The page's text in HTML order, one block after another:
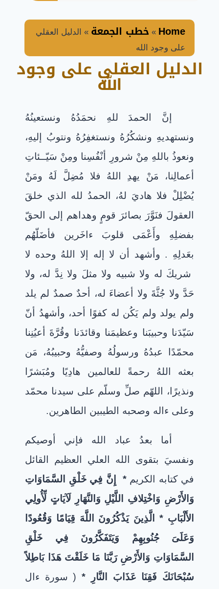
الدليل العقلي على وجود
الله
Home
» خطب الجمعة » الدليل العقلي
على وجود الله
إنَّ الحمدَ للهِ نحمَدُهُ ونستعينُهُ
ونستهديهِ ونشكُرُهُ ونستغفِرُهُ ونتوبُ إليهِ،
ونعوذُ باللهِ مِنْ شرورِ أنْفُسِنا ومِنْ سَيّــئاتِ
أعمالِنا، مَنْ يهدِ اللهُ فلا مُضِلَّ لَهُ ومَنْ
يُضْلِلْ فلا هاديَ لهُ، الحمدُ لله الذي خلقَ
العقولَ فنَوَّرَ بصائرَ قومٍ وهداهم إلى الحقّ
بفضلِهِ وأَعْمَى قلوبَ ءاخَرين فأضَلّهُم
بعَدلِهِ . وأشهد أن لا إله إلا اللهُ وحده لا
شريكَ له ولا شبيه ولا مثلَ ولا نِدَّ له، ولا
حَدَّ ولا جُثَّةَ ولا أعضاءَ له، أحدٌ صمدٌ لم يلد
ولم يولد ولم يَكُن له كفوًا أحد، وأشهدُ أنّ
سَيّدَنا وحبيبَنا وعظيمَنا وقائدَنا وقُرَّةَ أعيُنِنا
محمّدًا عبدُهُ ورسولُهُ وصفيُّهُ وحبيبُهُ، مَن
بعثه اللهُ رحمةً للعالمين هادِيًا ومُبَشرًا
ونذيرًا، اللهّم صلِّ وسلّم على سيدنا محمّد
وعلى ءاله وصحبه الطيبين الطاهرين.
أما بعدُ عباد الله فإني أوصيكم
ونفسيَ بتقوى الله العلي العظيم القائل
في كتابه الكريم* إِنَّ فِي خَلْقِ السَّمَاوَاتِ
وَالأَرْضِ وَاخْتِلافِ اللَّيْلِ وَالنَّهَارِ لَآيَاتٍ لِّأُولِي
الأَلْبَابِ * الَّذِينَ يَذْكُرُونَ اللَّهَ قِيَامًا وَقُعُودًا
وَعَلَىَ جُنُوبِهِمْ وَيَتَفَكَّرُونَ فِي خَلْقِ
السَّمَاوَاتِ وَالأَرْضِ رَبَّنَا مَا خَلَقْتَ هَذَا بَاطِلاً
سُبْحَانَكَ فَقِنَا عَذَابَ النَّارِ * ( سورة ءال